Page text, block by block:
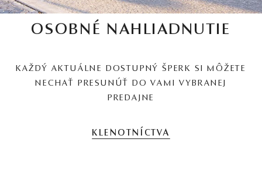
OSOBNÉ NAHLIADNUTIE
KAŽDÝ AKTUÁLNE DOSTUPNÝ ŠPERK SI MÔŽETE
NECHAŤ PRESUNÚŤ DO VAMI VYBRANEJ
PREDAJNE
KLENOTNÍCTVA